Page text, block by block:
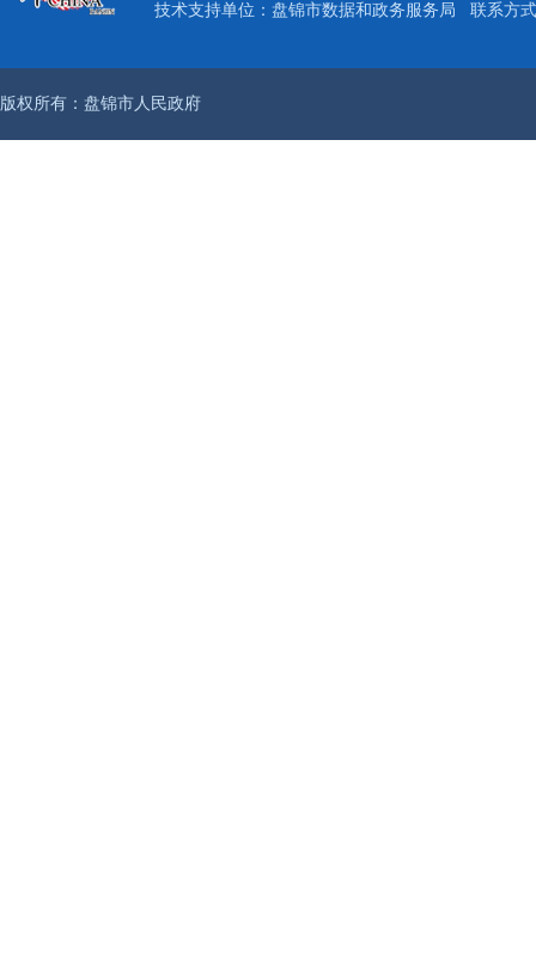
技术支持单位：盘锦市数据和政务服务局 联系方
版权所有：盘锦市人民政府